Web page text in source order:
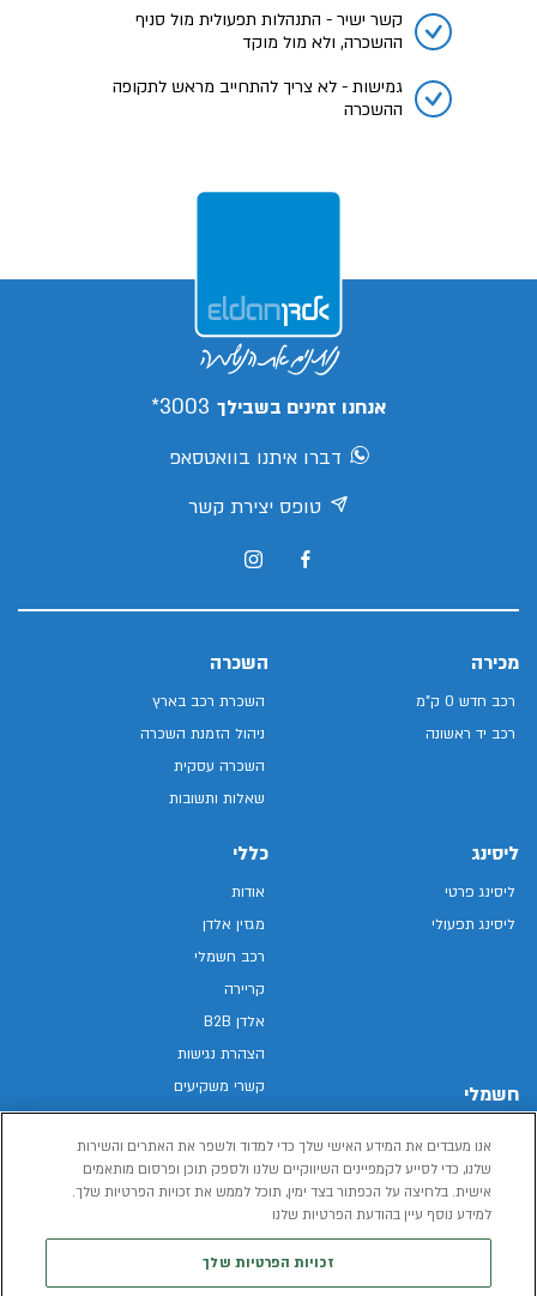
קשר ישיר - התנהלות תפעולית מול סניף
ההשכרה, ולא מול מוקד
גמישות - לא צריך להתחייב מראש לתקופה
ההשכרה
אנחנו זמינים בשבילך 3003*
דברו איתנו בוואטסאפ
טופס יצירת קשר
מכירה
רכב חדש 0 ק"מ
רכב יד ראשונה
השכרה
השכרת רכב בארץ
ניהול הזמנת השכרה
השכרה עסקית
שאלות ותשובות
ליסינג
ליסינג פרטי
ליסינג תפעולי
חשמלי
רכב חשמלי
הכל על רכב חשמלי
כללי
אודות
מגזין אלדן
רכב חשמלי
קריירה
אלדן B2B
הצהרת נגישות
קשרי משקיעים
מפת האתר
מדיניות פרטיות
תנאי שימוש
אנו מעבדים את המידע האישי שלך כדי למדוד ולשפר את האתרים והשירות
שלנו, כדי לסייע לקמפיינים השיווקיים שלנו ולספק תוכן ופרסום מותאמים
אישית. בלחיצה על הכפתור בצד ימין, תוכל לממש את זכויות הפרטיות שלך.
למידע נוסף עיין בהודעת הפרטיות שלנו
זכויות הפרטיות שלך